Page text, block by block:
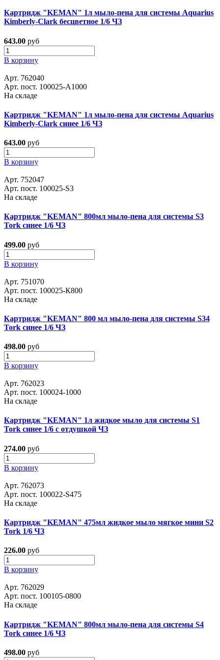
Картридж "KEMAN" 1л мыло-пена для системы Aquarius
Kimberly-Clark бесцветное 1/6 ЧЗ
643.00 руб
В корзину
Арт. 762040
Арт. пост. 100025-А1000
На складе
Картридж "KEMAN" 1л мыло-пена для системы Aquarius
Kimberly-Clark синее 1/6 ЧЗ
643.00 руб
В корзину
Арт. 752047
Арт. пост. 100025-S3
На складе
Картридж "KEMAN" 800мл мыло-пена для системы S3
Tork синее 1/6 ЧЗ
499.00 руб
В корзину
Арт. 751070
Арт. пост. 100025-К800
На складе
Картридж "KEMAN" 800 мл мыло-пена для системы S34
Tork синее 1/6 ЧЗ
498.00 руб
В корзину
Арт. 762023
Арт. пост. 100024-1000
На складе
Картридж "KEMAN" 1л жидкое мыло для системы S1
Tork синее 1/6 с отдушкой ЧЗ
274.00 руб
В корзину
Арт. 762073
Арт. пост. 100022-S475
На складе
Картридж "KEMAN" 475мл жидкое мыло мягкое мини S2
Tork 1/6 ЧЗ
226.00 руб
В корзину
Арт. 762029
Арт. пост. 100105-0800
На складе
Картридж "KEMAN" 800мл мыло-пена для системы S4
Tork синее 1/6 ЧЗ
498.00 руб